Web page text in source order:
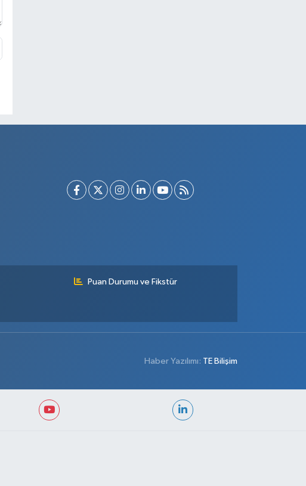
Puan Durumu ve Fikstür
Haber Yazılımı: TE Bilişim